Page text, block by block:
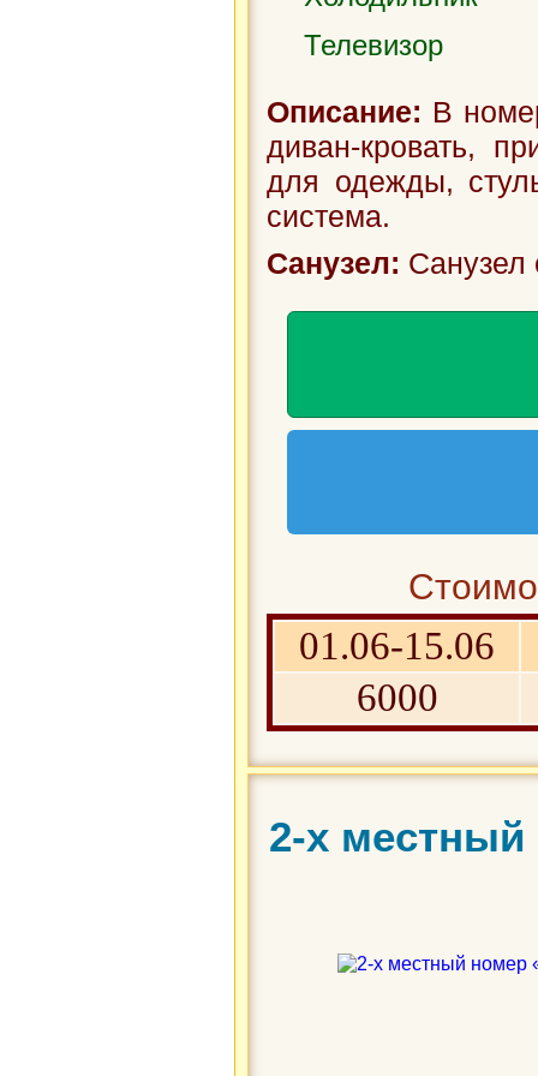
Телевизор
Описание: В
диван-кровать,
для одежды,
система.
Санузел:
01.06-15.06
6000
2-х местный